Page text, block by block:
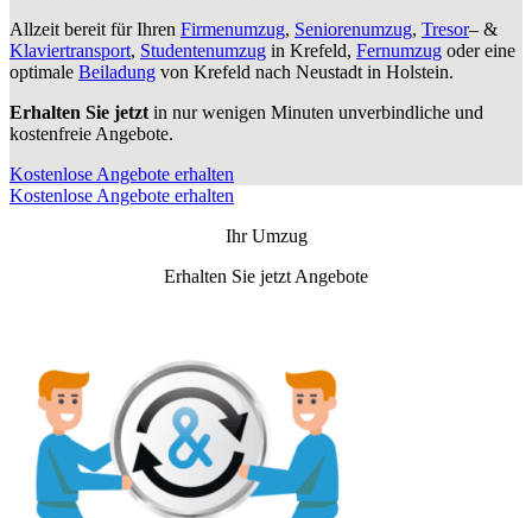
Allzeit bereit für Ihren Firmenumzug, Seniorenumzug, Tresor– &
Klaviertransport, Studentenumzug in Krefeld, Fernumzug oder eine
optimale Beiladung von Krefeld nach Neustadt in Holstein.
Erhalten Sie jetzt in nur wenigen Minuten unverbindliche und
kostenfreie Angebote.
Kostenlose Angebote erhalten
Kostenlose Angebote erhalten
Ihr Umzug
Erhalten Sie jetzt Angebote